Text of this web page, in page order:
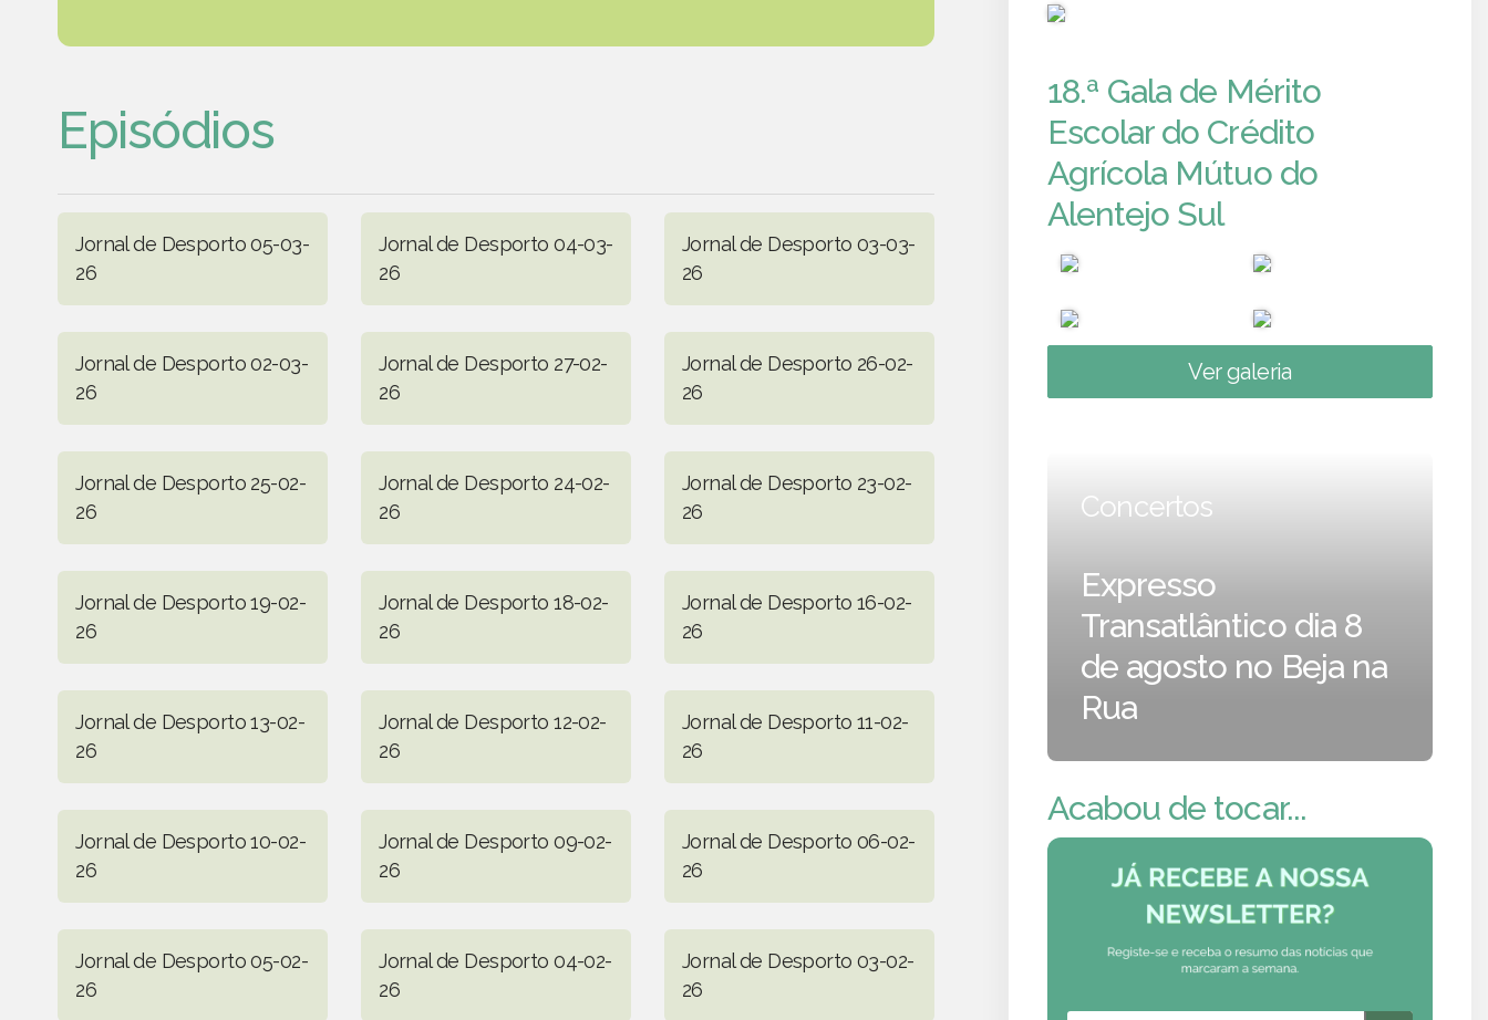
Episódios
Jornal de Desporto 05-03-
26
Jornal de Desporto 04-03-
26
Jornal de Desporto 03-03-
26
Jornal de Desporto 02-03-
26
Jornal de Desporto 27-02-
26
Jornal de Desporto 26-02-
26
Jornal de Desporto 25-02-
26
Jornal de Desporto 24-02-
26
Jornal de Desporto 23-02-
26
Jornal de Desporto 19-02-
26
Jornal de Desporto 18-02-
26
Jornal de Desporto 16-02-
26
Jornal de Desporto 13-02-
26
Jornal de Desporto 12-02-
26
Jornal de Desporto 11-02-
26
Jornal de Desporto 10-02-
26
Jornal de Desporto 09-02-
26
Jornal de Desporto 06-02-
26
Jornal de Desporto 05-02-
26
Jornal de Desporto 04-02-
26
Jornal de Desporto 03-02-
26
18.ª Gala de Mérito
Escolar do Crédito
Agrícola Mútuo do
Alentejo Sul
Ver galeria
Concertos
Expresso
Transatlântico dia 8
de agosto no Beja na
Rua
Acabou de tocar...